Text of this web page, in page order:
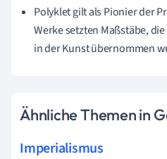
Polyklet gilt als Pionier der
Werke setzten Maßstäbe,
in der Kunst übernommen
Ähnliche Themen in
Imperialismus